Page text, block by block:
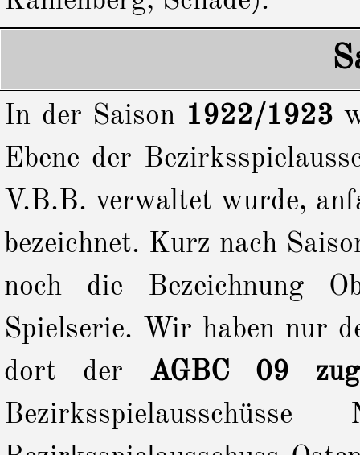
In der Saison 1922/1923
Ebene der
V.B.B. verwaltet wurde,
bezeichnet. Kurz nach
noch die Bezeichnung
Spielserie. Wir haben nur
dort der AGBC 09